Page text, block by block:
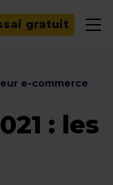
gratuit
e-commerce
: les